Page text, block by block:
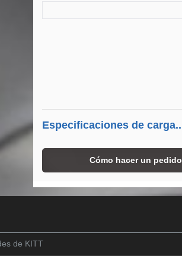
Especificaciones de carga..
Cómo hacer un pedido
de KITT